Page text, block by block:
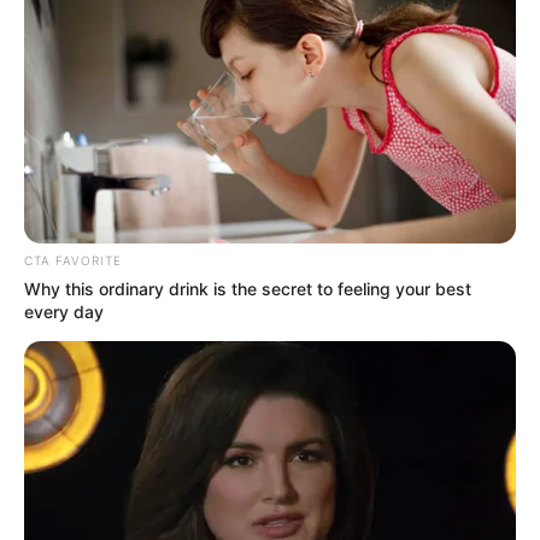
(foto: imdb)
CTA FAVORITE
Why this ordinary drink is the secret to feeling your best
every day